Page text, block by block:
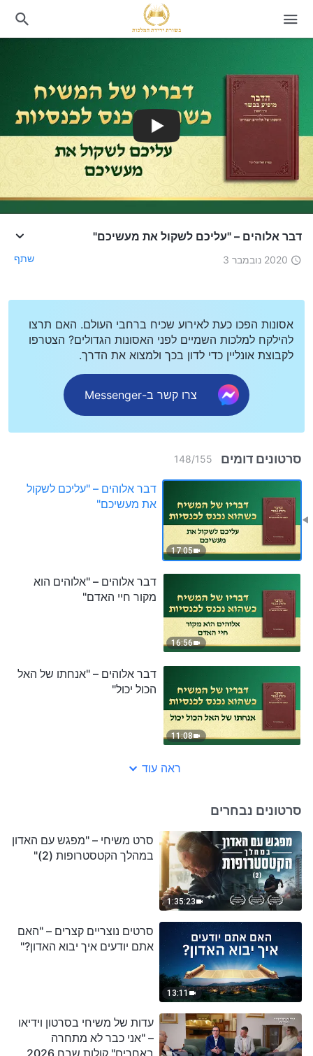
דבר אלוהים – "עליכם לשקול את מעשיכם"
2020 נובמבר 3 שתף
אסונות הפכו כעת לאירוע שכיח ברחבי העולם. האם תרצו
להילקח למלכות השמיים לפני האסונות הגדולים? הצטרפו
לקבוצת אונליין כדי לדון בכך ולמצוא את הדרך.
צרו קשר ב-Messenger
סרטונים דומים 148/155
17:05
דבר אלוהים – "עליכם לשקול
את מעשיכם"
16:56
דבר אלוהים – "אלוהים הוא
מקור חיי האדם"
11:08
דבר אלוהים – "אנחתו של האל
הכול יכול"
ראה עוד
סרטונים נבחרים
1:35:23
סרט משיחי – "מפגש עם האדון
במהלך הקטסטרופות (2)"
13:11
סרטים נוצריים קצרים – "האם
אתם יודעים איך יבוא האדון?"
עדות של משיחי בסרטון וידיאו
– "אני כבר לא מתחרה
באחרים" קולות שבח 2026